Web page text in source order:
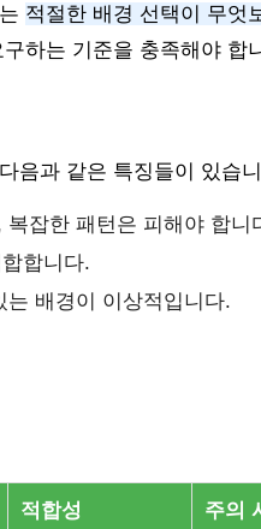
적절한 배경 선택이 무엇
하는 기준을 충족해야 합
음과 같은 특징들이 있습
잡한 패턴은 피해야 합니
합니다.
배경이 이상적입니다.
적합성 주의